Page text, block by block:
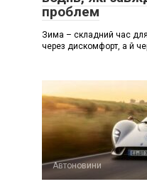
проблем
Зима – складний час для
через дискомфорт, а й
Автоновини